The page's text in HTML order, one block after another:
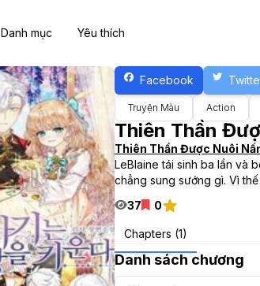
Danh mục Yêu thích
Facebook
Truyện Màu Action
Thiên Thần
Thiên Thần Được Nuôi
LeBlaine tái sinh ba lần và
chẳng sung sướng gì. Vì
37
0
Chapters (1)
Danh sách chương